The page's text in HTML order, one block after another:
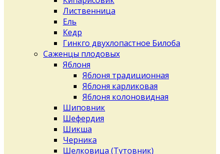
Лиственница
Ель
Кедр
Гинкго двухлопастное Билоба
Саженцы плодовых
Яблоня
Яблоня традиционная
Яблоня карликовая
Яблоня колоновидная
Шиповник
Шефердия
Шикша
Черника
Шелковица (Тутовник)